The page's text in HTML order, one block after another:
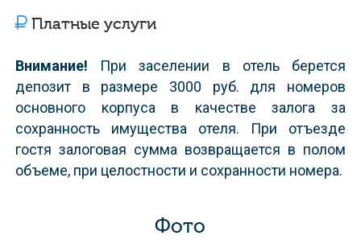
Платные услуги
Внимание! При заселении в отель берется
депозит в размере 3000 руб. для номеров
основного корпуса в качестве залога за
сохранность имущества отеля. При отъезде
гостя залоговая сумма возвращается в полом
объеме, при целостности и сохранности номера.
Фото